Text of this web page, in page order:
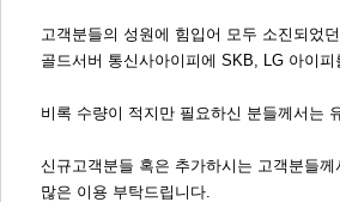
고객분들의 성원에 힘입어 모두 소진되었
골드서버 통신사아이피에 SKB, LG 아이
비록 수량이 적지만 필요하신 분들께서는
신규고객분들 혹은 추가하시는 고객분들
많은 이용 부탁드립니다.